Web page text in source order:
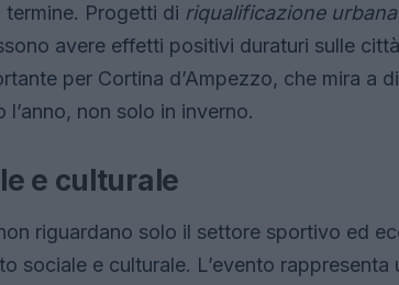
Progetti di riqualificazione urbana
avere effetti positivi duraturi sulle
per Cortina d’Ampezzo, che mira a
non solo in inverno.
e culturale
riguardano solo il settore sportivo ed
sociale e culturale. L’evento rappresenta